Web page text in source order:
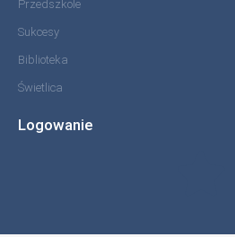
Przedszkole
Sukcesy
Biblioteka
Świetlica
Logowanie